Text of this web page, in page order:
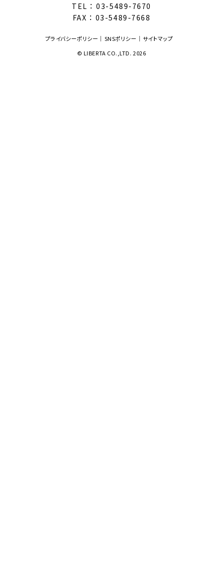
TEL ：03-5489-7670
FAX ： 03-5489-7668
プライバシーポリシー SNSポリシー
サイトマップ
© LIBERTA CO.,LTD. 2026